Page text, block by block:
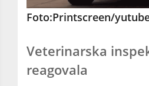
Foto:Printscreen/
Veterinarska
reagovala